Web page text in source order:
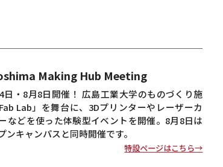
Making Hub Meeting
日・8月8日開催！ 広島工業大学のものづくり施
Lab」を舞台に、3Dプリンターやレーザーカ
などを使った体験型イベントを開催。8月8日は
ンキャンパスと同時開催です。
特設ページはこちら→
2025年、11学科3つの領域が誕
生します
広島工業大学では、全ての学部学科の
ボーダレスな連携をとおして、未来の
その先をつくる力を育てます。
View More